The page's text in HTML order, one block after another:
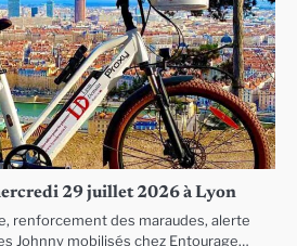
29 juillet 2026 à Lyon
renforcement des maraudes, alerte
Johnny mobilisés chez Entourage…